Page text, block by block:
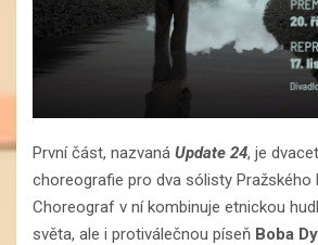
První část, nazvaná Update 24, je
choreografie pro dva sólisty Pražského
Choreograf v ní kombinuje etnickou
světa, ale i protiválečnou píseň Boba